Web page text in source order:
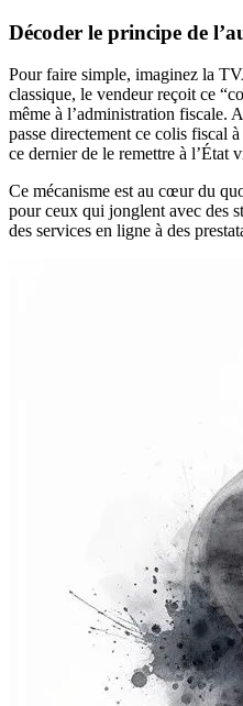
Décoder le principe de
Pour faire simple, imaginez la
classique, le vendeur reçoit ce
même à l’administration fiscale.
passe directement ce colis fiscal
ce dernier de le remettre à l’État
Ce mécanisme est au cœur du
pour ceux qui jonglent avec des
des services en ligne à des